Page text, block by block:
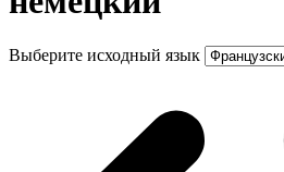
Выберите исходный язык